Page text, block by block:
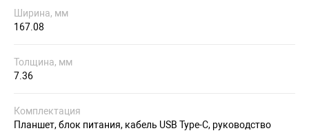
Ширина, мм
167.08
Толщина, мм
7.36
Комплектация
Планшет, блок питания, кабель USB Type-C, руководство